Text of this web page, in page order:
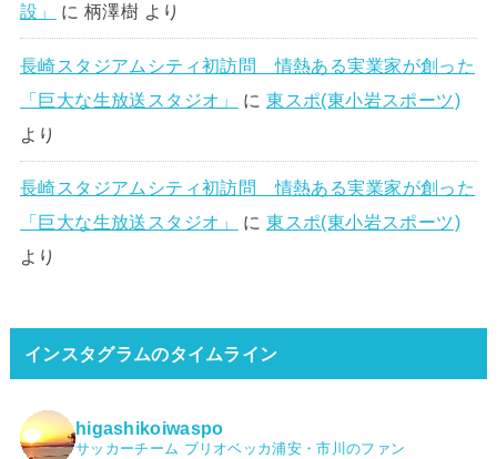
設」
に 柄澤樹 より
長崎スタジアムシティ初訪問 情熱ある実業家が創った
「巨大な生放送スタジオ」
に東スポ(東小岩スポーツ)
より
長崎スタジアムシティ初訪問 情熱ある実業家が創った
「巨大な生放送スタジオ」
に東スポ(東小岩スポーツ)
より
インスタグラムのタイムライン
higashikoiwaspo
サッカーチーム ブリオベッカ浦安・市川のファン